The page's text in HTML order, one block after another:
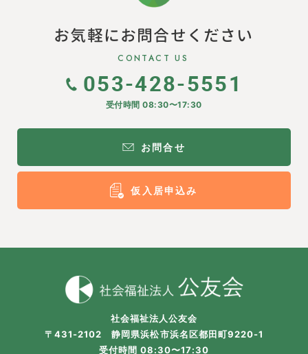
お気軽にお問合せください
CONTACT US
053-428-5551
受付時間 08:30〜17:30
お問合せ
仮入居申込み
社会福祉法人公友会
〒431-2102 静岡県浜松市浜名区都田町9220-1
受付時間 08:30〜17:30